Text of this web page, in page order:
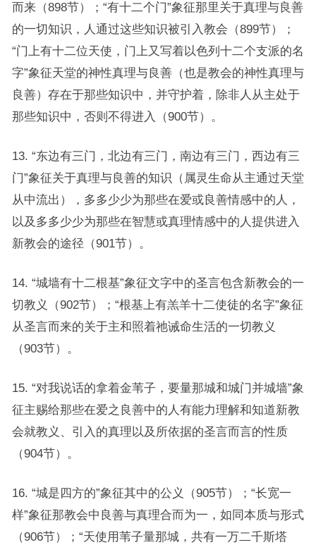
而来（898节）；“有十二个门”象征那里关于真理与良善
的一切知识，人通过这些知识被引入教会（899节）；
“门上有十二位天使，门上又写着以色列十二个支派的名
字”象征天堂的神性真理与良善（也是教会的神性真理与
良善）存在于那些知识中，并守护着，除非人从主处于
那些知识中，否则不得进入（900节）。
13. “东边有三门，北边有三门，南边有三门，西边有三
门”象征关于真理与良善的知识（属灵生命从主通过天堂
从中流出），多多少少为那些在爱或良善情感中的人，
以及多多少少为那些在智慧或真理情感中的人提供进入
新教会的途径（901节）。
14. “城墙有十二根基”象征文字中的圣言包含新教会的一
切教义（902节）；“根基上有羔羊十二使徒的名字”象征
从圣言而来的关于主和照着祂诫命生活的一切教义
（903节）。
15. “对我说话的拿着金苇子，要量那城和城门并城墙”象
征主赐给那些在爱之良善中的人有能力理解和知道新教
会就教义、引入的真理以及所依据的圣言而言的性质
（904节）。
16. “城是四方的”象征其中的公义（905节）；“长宽一
样”象征那教会中良善与真理合而为一，如同本质与形式
（906节）；“天使用苇子量那城，共有一万二千斯塔